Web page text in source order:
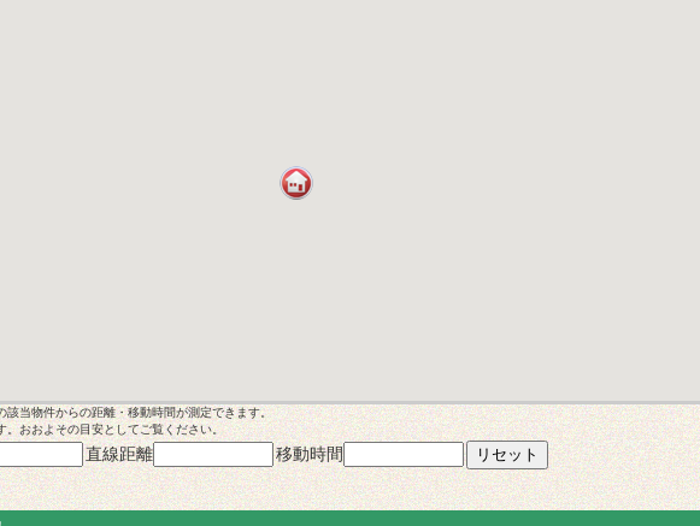
当物件からの距離・移動時間が測定できます。
。おおよその目安としてご覧ください。
直線距離 移動時間